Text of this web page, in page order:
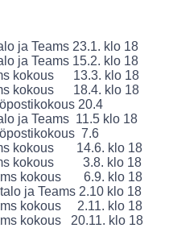
ja Teams 23.1. klo 18
ja Teams 15.2. klo 18
kokous 13.3. klo 18
kokous 18.4. klo 18
20.4
ja Teams 11.5 klo 18
7.6
kokous 14.6. klo 18
kokous 3.8. klo 18
kokous 6.9. klo 18
ja Teams 2.10 klo 18
kokous 2.11. klo 18
kokous 20.11. klo 18